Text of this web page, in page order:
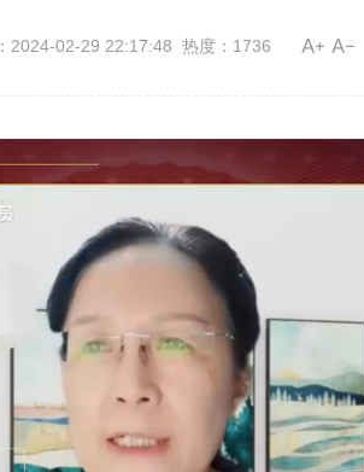
2024-02-29 22:17:48 热度：1736